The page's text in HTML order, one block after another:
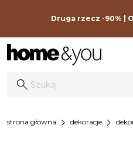
Druga rzecz -90% |
strona główna chevron_right dekoracje chevron_right